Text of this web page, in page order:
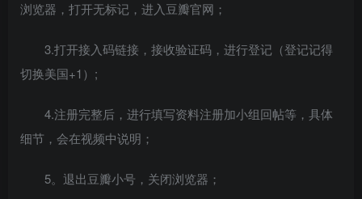
浏览器，打开无标记，进入豆瓣官网；
3.打开接入码链接，接收验证码，进行登记（登记记得
切换美国+1）;
4.注册完整后，进行填写资料注册加小组回帖等，具体
细节，会在视频中说明；
5。退出豆瓣小号，关闭浏览器；